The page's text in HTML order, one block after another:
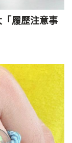
履歷注意事